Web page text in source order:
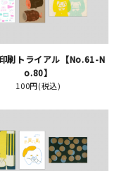
刷トライアル【No.61-N
o.80】
100円(税込)